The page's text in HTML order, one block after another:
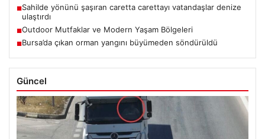
■Sahilde yönünü şaşıran caretta carettayı vatandaşlar denize
ulaştırdı
■Outdoor Mutfaklar ve Modern Yaşam Bölgeleri
■Bursa’da çıkan orman yangını büyümeden söndürüldü
Güncel